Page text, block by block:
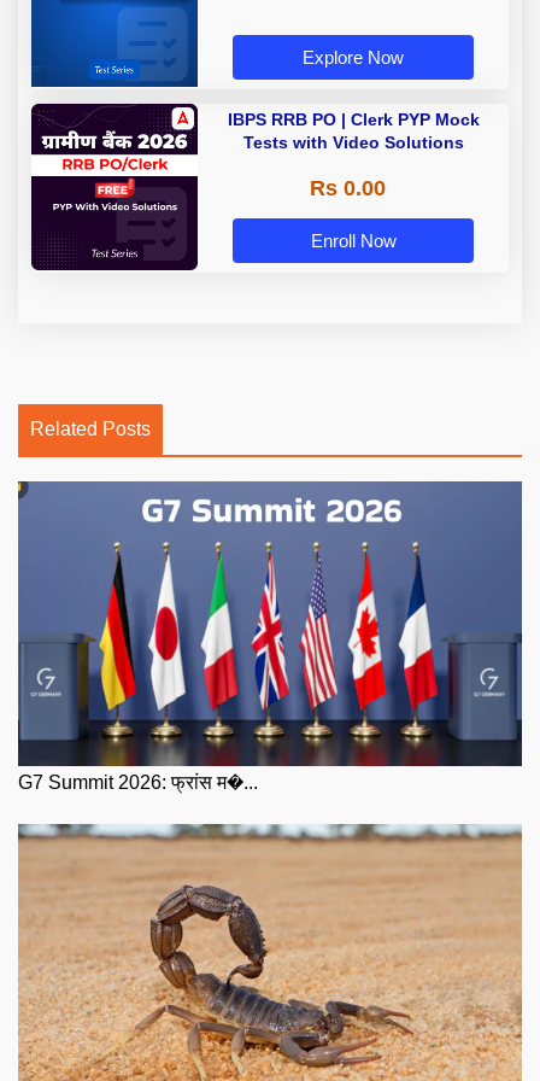
Explore Now
IBPS RRB PO | Clerk PYP Mock
Tests with Video Solutions
Rs 0.00
Enroll Now
Related Posts
G7 Summit 2026: फ्रांस म�...